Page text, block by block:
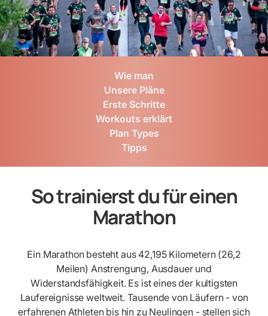
Wie man
Unsere Pläne
Erste Schritte
Workouts erklärt
Plan Types
Tipps
So trainierst du für einen
Marathon
Ein Marathon besteht aus 42,195 Kilometern (26,2
Meilen) Anstrengung, Ausdauer und
Widerstandsfähigkeit. Es ist eines der kultigsten
Laufereignisse weltweit. Tausende von Läufern - von
erfahrenen Athleten bis hin zu Neulingen - stellen sich